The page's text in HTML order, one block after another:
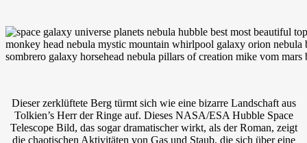
Dieser zerklüftete Berg türmt sich wie eine bizarre Landschaft aus
Tolkien’s Herr der Ringe auf. Dieses NASA/ESA Hubble Space
Telescope Bild, das sogar dramatischer wirkt, als der Roman, zeigt
die chaotischen Aktivitäten von Gas und Staub, die sich über eine